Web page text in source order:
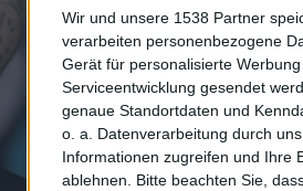
Wir und unsere 1538 Partner
verarbeiten personenbezogene
Gerät für personalisierte
Serviceentwicklung gesendet
genaue Standortdaten und
o. a. Datenverarbeitung durch
Informationen zugreifen und Ihre
ablehnen. Bitte beachten Sie,